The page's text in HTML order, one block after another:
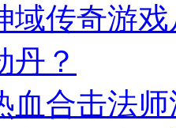
域传奇游
丹？
血合击法